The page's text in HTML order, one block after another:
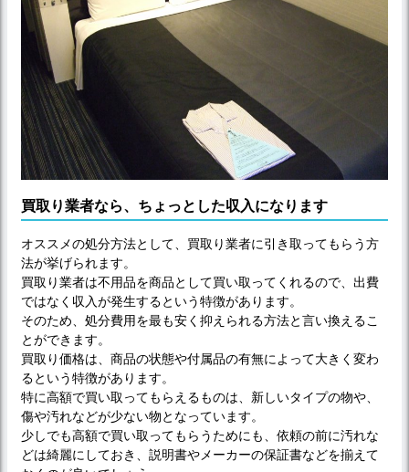
買取り業者なら、ちょっとした収入になります
オススメの処分方法として、買取り業者に引き取ってもらう方
法が挙げられます。
買取り業者は不用品を商品として買い取ってくれるので、出費
ではなく収入が発生するという特徴があります。
そのため、処分費用を最も安く抑えられる方法と言い換えるこ
とができます。
買取り価格は、商品の状態や付属品の有無によって大きく変わ
るという特徴があります。
特に高額で買い取ってもらえるものは、新しいタイプの物や、
傷や汚れなどが少ない物となっています。
少しでも高額で買い取ってもらうためにも、依頼の前に汚れな
どは綺麗にしておき、説明書やメーカーの保証書などを揃えて